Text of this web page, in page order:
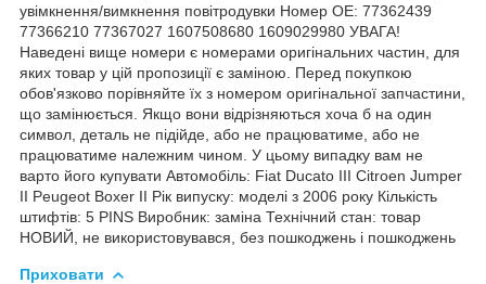
увімкнення/вимкнення повітродувки Номер OE: 77362439
77366210 77367027 1607508680 1609029980 УВАГА!
Наведені вище номери є номерами оригінальних частин, для
яких товар у цій пропозиції є заміною. Перед покупкою
обов'язково порівняйте їх з номером оригінальної запчастини,
що замінюється. Якщо вони відрізняються хоча б на один
символ, деталь не підійде, або не працюватиме, або не
працюватиме належним чином. У цьому випадку вам не
варто його купувати Автомобіль: Fiat Ducato III Citroen Jumper
II Peugeot Boxer II Рік випуску: моделі з 2006 року Кількість
штифтів: 5 PINS Виробник: заміна Технічний стан: товар
НОВИЙ, не використовувався, без пошкоджень і пошкоджень
Приховати